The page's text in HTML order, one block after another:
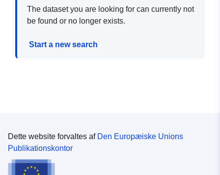
The dataset you are looking for can currently not
be found or no longer exists.
Start a new search
Dette website forvaltes af Den Europæiske Unions
Publikationskontor